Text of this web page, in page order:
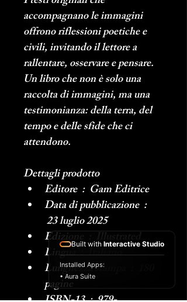
accompagnano le immagini
offrono riflessioni poetiche e
civili, invitando il lettore a
rallentare, osservare e pensare.
Un libro che non è solo una
raccolta di immagini, ma una
testimonianza: della terra, del
tempo e delle sfide che ci
attendono.
Dettagli prodotto
Editore ‏ : ‎ Gam Editrice
Data di pubblicazione ‏ :
‎ 23 luglio 2025
Edizione ‏ : ‎ Illustrated
Lingua ‏ : ‎ Italiano
Lunghezza stampa ‏ : ‎ 180
pagine
Built with Interactive Studio
Installed Apps:
• Aura Suite